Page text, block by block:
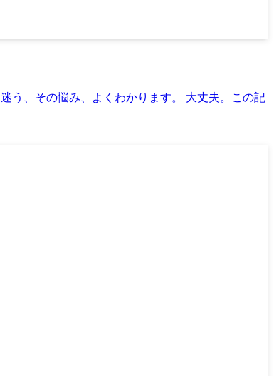
う、その悩み、よくわかります。 大丈夫。この記